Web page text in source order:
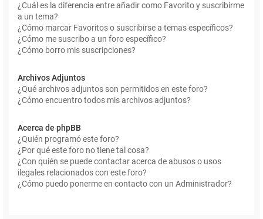
¿Cuál es la diferencia entre añadir como Favorito y suscribirme
a un tema?
¿Cómo marcar Favoritos o suscribirse a temas específicos?
¿Cómo me suscribo a un foro específico?
¿Cómo borro mis suscripciones?
Archivos Adjuntos
¿Qué archivos adjuntos son permitidos en este foro?
¿Cómo encuentro todos mis archivos adjuntos?
Acerca de phpBB
¿Quién programó este foro?
¿Por qué este foro no tiene tal cosa?
¿Con quién se puede contactar acerca de abusos o usos
ilegales relacionados con este foro?
¿Cómo puedo ponerme en contacto con un Administrador?